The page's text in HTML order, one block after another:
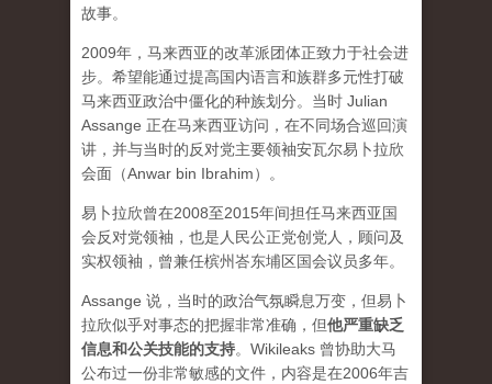
故事。
2009年，马来西亚的改革派团体正致力于社会进
步。希望能通过提高国内语言和族群多元性打破
马来西亚政治中僵化的种族划分。当时 Julian
Assange 正在马来西亚访问，在不同场合巡回演
讲，并与当时的反对党主要领袖安瓦尔易卜拉欣
会面（Anwar bin Ibrahim）。
易卜拉欣曾在2008至2015年间担任马来西亚国
会反对党领袖，也是人民公正党创党人，顾问及
实权领袖，曾兼任槟州峇东埔区国会议员多年。
Assange 说，当时的政治气氛瞬息万变，但易卜
拉欣似乎对事态的把握非常准确，但他严重缺乏
信息和公关技能的支持。Wikileaks 曾协助大马
公布过一份非常敏感的文件，内容是在2006年吉